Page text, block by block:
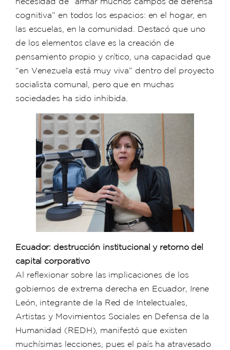
cognitiva” en todos los espacios: en el hogar, en
las escuelas, en la comunidad. Destacó que uno
de los elementos clave es la creación de
pensamiento propio y crítico, una capacidad que
“en Venezuela está muy viva” dentro del proyecto
socialista comunal, pero que en muchas
sociedades ha sido inhibida.
Ecuador: destrucción institucional y retorno del
capital corporativo
Al reflexionar sobre las implicaciones de los
gobiernos de extrema derecha en Ecuador, Irene
León, integrante de la Red de Intelectuales,
Artistas y Movimientos Sociales en Defensa de la
Humanidad (REDH), manifestó que existen
muchísimas lecciones, pues el país ha atravesado